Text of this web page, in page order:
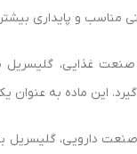
مناسب و پایداری
غذایی، گلیسریل
این ماده به عنوان
دارویی، گلیسریل